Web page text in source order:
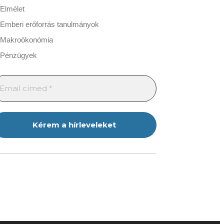
Elmélet
Emberi erőforrás tanulmányok
Makroökonómia
Pénzügyek